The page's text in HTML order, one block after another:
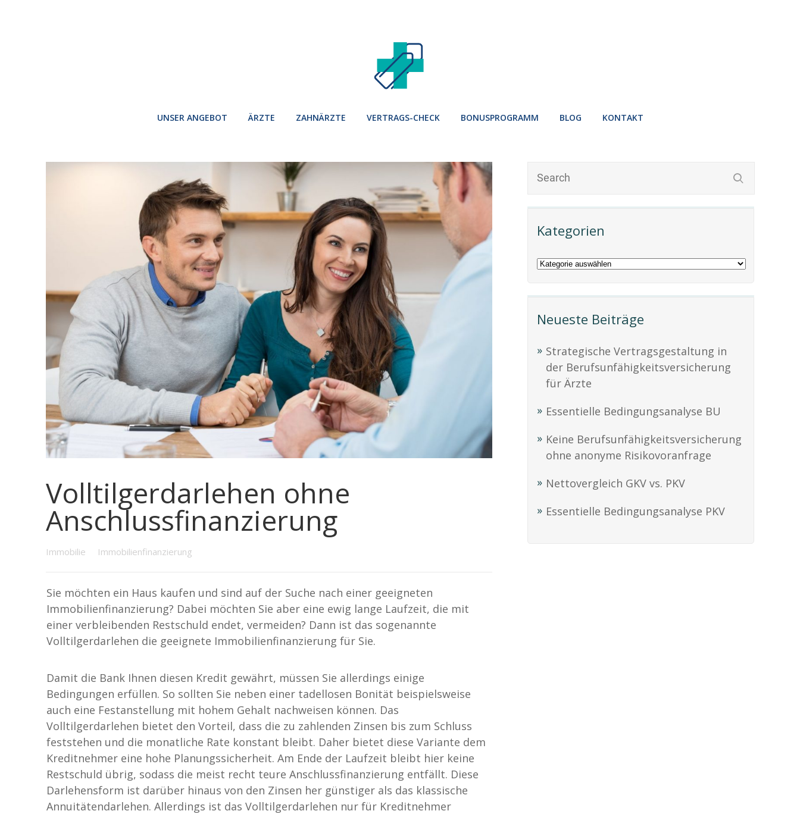
UNSER ANGEBOT ÄRZTE ZAHNÄRZTE VERTRAGS-CHECK BONUSPROGRAMM BLOG KONTAKT
Kategorien
Neueste Beiträge
Strategische Vertragsgestaltung in
der Berufsunfähigkeitsversicherung
für Ärzte
Essentielle Bedingungsanalyse BU
Keine Berufsunfähigkeitsversicherung
ohne anonyme Risikovoranfrage
Nettovergleich GKV vs. PKV
Essentielle Bedingungsanalyse PKV
Volltilgerdarlehen ohne
Anschlussfinanzierung
Immobilie Immobilienfinanzierung
Sie möchten ein Haus kaufen und sind auf der Suche nach einer geeigneten
Immobilienfinanzierung? Dabei möchten Sie aber eine ewig lange Laufzeit, die mit
einer verbleibenden Restschuld endet, vermeiden? Dann ist das sogenannte
Volltilgerdarlehen die geeignete Immobilienfinanzierung für Sie.
Damit die Bank Ihnen diesen Kredit gewährt, müssen Sie allerdings einige
Bedingungen erfüllen. So sollten Sie neben einer tadellosen Bonität beispielsweise
auch eine Festanstellung mit hohem Gehalt nachweisen können. Das
Volltilgerdarlehen bietet den Vorteil, dass die zu zahlenden Zinsen bis zum Schluss
feststehen und die monatliche Rate konstant bleibt. Daher bietet diese Variante dem
Kreditnehmer eine hohe Planungssicherheit. Am Ende der Laufzeit bleibt hier keine
Restschuld übrig, sodass die meist recht teure Anschlussfinanzierung entfällt. Diese
Darlehensform ist darüber hinaus von den Zinsen her günstiger als das klassische
Annuitätendarlehen. Allerdings ist das Volltilgerdarlehen nur für Kreditnehmer